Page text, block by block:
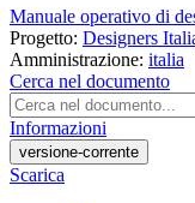
Manuale operativo di
Progetto: Designers
Amministrazione: italia
Cerca nel documento
Informazioni
versione-corrente
Scarica